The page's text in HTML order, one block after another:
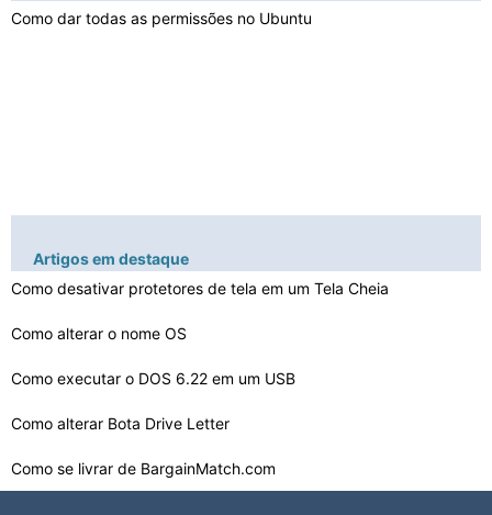
Como dar todas as permissões no Ubuntu
Artigos em destaque
Como desativar protetores de tela em um Tela Cheia
Como alterar o nome OS
Como executar o DOS 6.22 em um USB
Como alterar Bota Drive Letter
Como se livrar de BargainMatch.com